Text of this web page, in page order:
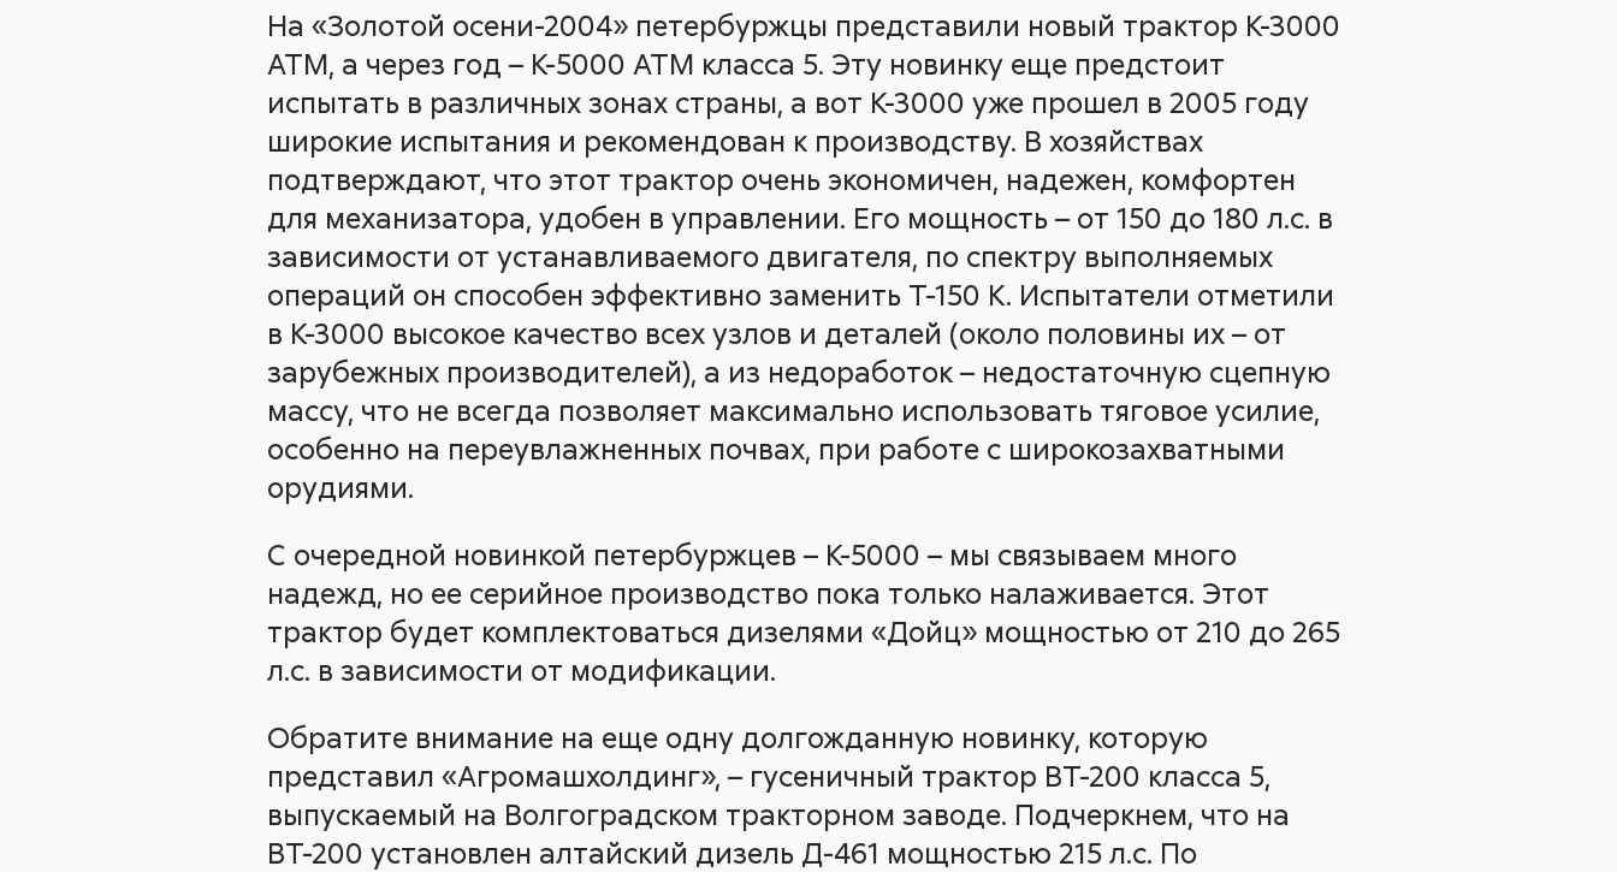
На «Золотой осени-2004» петербуржцы представили новый трактор К-3000
АТМ, а через год – К-5000 АТМ класса 5. Эту новинку еще предстоит
испытать в различных зонах страны, а вот К-3000 уже прошел в 2005 году
широкие испытания и рекомендован к производству. В хозяйствах
подтверждают, что этот трактор очень экономичен, надежен, комфортен
для механизатора, удобен в управлении. Его мощность – от 150 до 180 л.с. в
зависимости от устанавливаемого двигателя, по спектру выполняемых
операций он способен эффективно заменить Т-150 К. Испытатели отметили
в К-3000 высокое качество всех узлов и деталей (около половины их – от
зарубежных производителей), а из недоработок – недостаточную сцепную
массу, что не всегда позволяет максимально использовать тяговое усилие,
особенно на переувлажненных почвах, при работе с широкозахватными
орудиями.
С очередной новинкой петербуржцев – К-5000 – мы связываем много
надежд, но ее серийное производство пока только налаживается. Этот
трактор будет комплектоваться дизелями «Дойц» мощностью от 210 до 265
л.с. в зависимости от модификации.
Обратите внимание на еще одну долгожданную новинку, которую
представил «Агромашхолдинг», – гусеничный трактор ВТ-200 класса 5,
выпускаемый на Волгоградском тракторном заводе. Подчеркнем, что на
ВТ-200 установлен алтайский дизель Д-461 мощностью 215 л.с. По